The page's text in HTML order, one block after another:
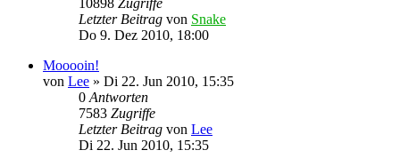
Letzter Beitrag von Snake
Do 9. Dez 2010, 18:00
Mooooin!
von Lee » Di 22. Jun 2010, 15:35
0 Antworten
7583 Zugriffe
Letzter Beitrag von Lee
Di 22. Jun 2010, 15:35